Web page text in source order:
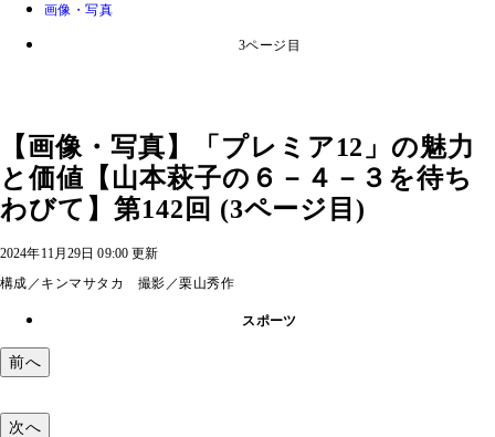
画像・写真
3ページ目
【画像・写真】「プレミア12」の魅力
と価値【山本萩子の６－４－３を待ち
わびて】第142回 (3ページ目)
2024年11月29日 09:00 更新
構成／キンマサタカ 撮影／栗山秀作
スポーツ
前へ
次へ